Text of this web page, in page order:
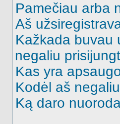
Pamečiau arba
Aš
Kažkada buvau
negaliu
Kas yra
Kodėl aš
Ką daro